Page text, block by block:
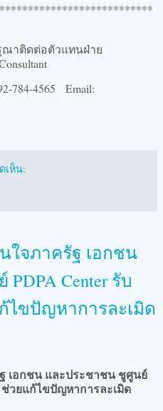
ณาติดต่อตัวแทนฝ่าย
784-4565 Email:
เห็น:
ใจภาครัฐ เอกชน
Center รับ
ไขปัญหาการละเมิด
เอกชน และประชาชน ชูศูนย์
ช่วยแก้ไขปัญหาการละเมิด